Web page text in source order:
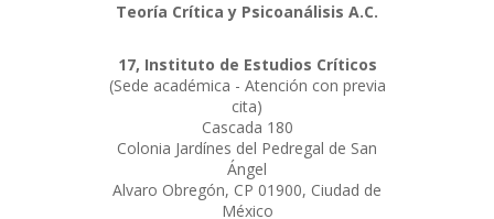
Teoría Crítica y Psicoanálisis A.C.
17, Instituto de Estudios Críticos
(Sede académica - Atención con previa
cita)
Cascada 180
Colonia Jardínes del Pedregal de San
Ángel
Alvaro Obregón, CP 01900, Ciudad de
México